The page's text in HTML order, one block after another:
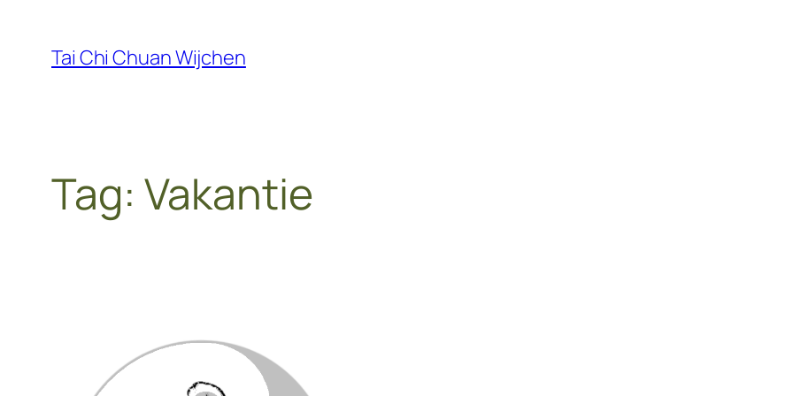
Tai Chi Chuan Wijchen
Tag: Vakantie